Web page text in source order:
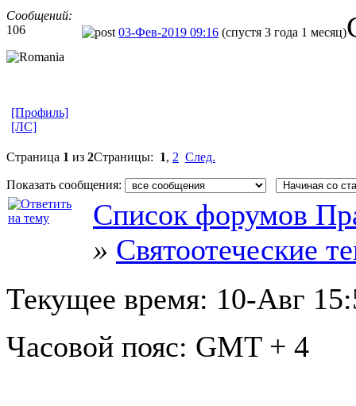
Сообщений:
106
03-Фев-2019 09:16 (спустя 3 года 1 месяц)
[Профиль]
[ЛС]
Страница 1 из 2Страницы: 1, 2 След.
Показать сообщения:
Список форумов
» Святоотеческие
Текущее время: 10-Авг
Часовой пояс: GMT + 4